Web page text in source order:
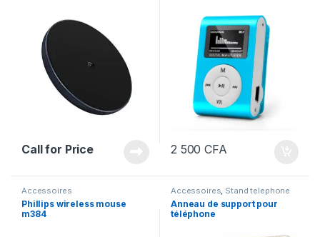
Call for Price 2 500CFA
Accessoires
Phillips wireless mouse
m384
Accessoires, Stand telephone
Anneau de support pour
téléphone